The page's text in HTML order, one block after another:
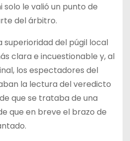
le valió un punto de
del árbitro.
superioridad del púgil local
clara e incuestionable y, al
los espectadores del
la lectura del veredicto
que se trataba de una
que en breve el brazo de